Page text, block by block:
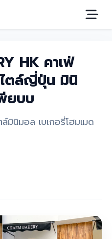
HK คาเฟ่
ตล์ญี่ปุ่น มินิ
ยบบ
มินิมอล เบเกอรี่โฮมเมด